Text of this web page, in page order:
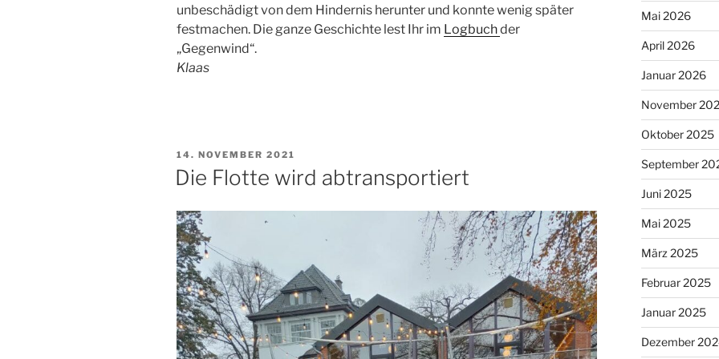
unbeschädigt von dem Hindernis herunter und konnte wenig später
festmachen. Die ganze Geschichte lest Ihr im Logbuchder
„Gegenwind“.
Klaas
VERÖFFENTLICHT
AM
14. NOVEMBER 2021
Die Flotte wird abtransportiert
Mai 2026
April 2026
Januar 2026
November
Oktober 2025
September
Juni 2025
Mai 2025
März 2025
Februar 2025
Januar 2025
Dezember